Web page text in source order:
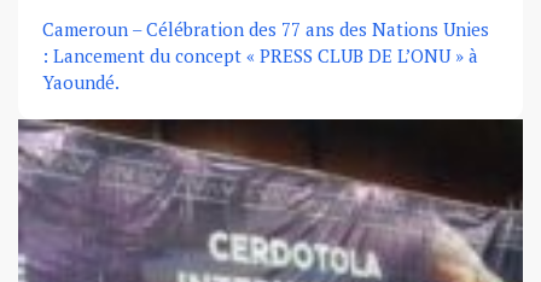
Cameroun – Célébration des 77 ans des Nations Unies
: Lancement du concept « PRESS CLUB DE L’ONU » à
Yaoundé.